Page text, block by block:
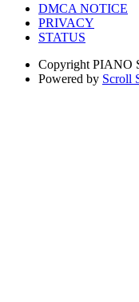
DMCA NOTICE
PRIVACY
STATUS
Copyright PIANO
Powered by Scroll